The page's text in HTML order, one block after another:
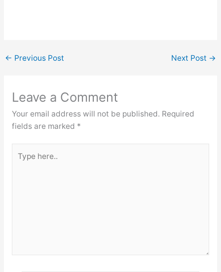
← Previous Post Next Post →
Leave a Comment
Your email address will not be published. Required
fields are marked *
here..